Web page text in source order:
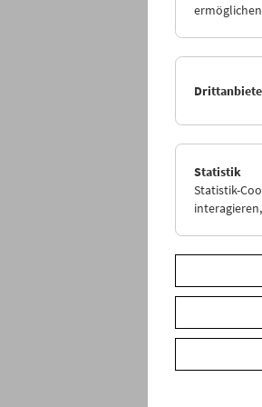
tätig,
des
zurück
Share
Statistik
Statistik-